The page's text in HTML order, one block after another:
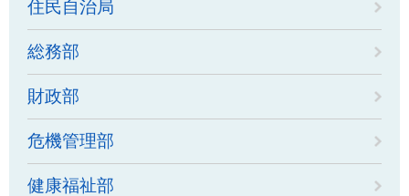
住民自治局
総務部
財政部
危機管理部
健康福祉部